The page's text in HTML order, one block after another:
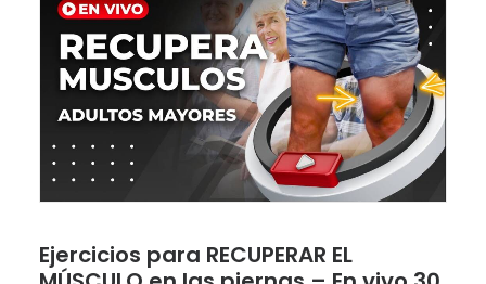
Ejercicios para RECUPERAR EL